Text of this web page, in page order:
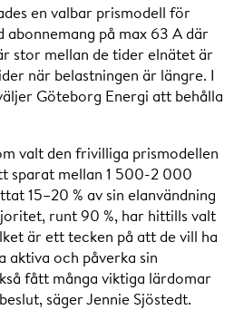
en valbar prismodell för
abonnemang på max 63 A där
stor mellan de tider elnätet är
när belastningen är längre. I
Göteborg Energi att behålla
valt den frivilliga prismodellen
sparat mellan 1 500-2 000
15–20 % av sin elanvändning
runt 90 %, har hittills valt
är ett tecken på att de vill ha
aktiva och påverka sin
fått många viktiga lärdomar
säger Jennie Sjöstedt.